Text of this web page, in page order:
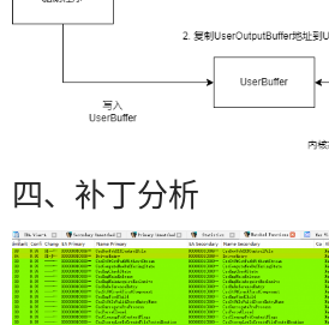
四、补丁分析